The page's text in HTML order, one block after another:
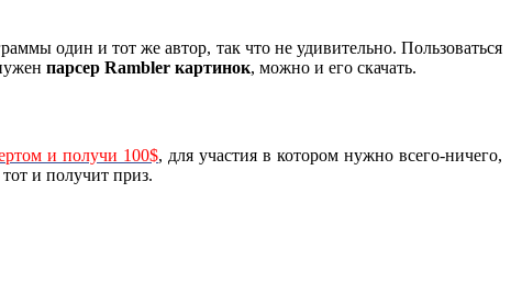
один и тот же автор, так что не удивительно. Пользоваться
парсер Rambler картинок, можно и его скачать.
и получи 100$, для участия в котором нужно всего-ничего,
и получит приз.